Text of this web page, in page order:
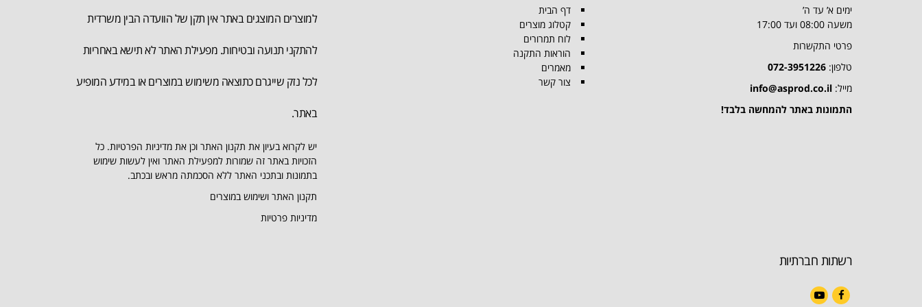
ימים א’ עד ה’
משעה 08:00 ועד 17:00
פרטי התקשרות
טלפון: 072-3951226
מייל: info@asprod.co.il
התמונות באתר להמחשה בלבד!
דף הבית
קטלוג מוצרים
לוח תמרורים
הוראות התקנה
מאמרים
צור קשר
למוצרים המוצגים באתר אין תקן של הוועדה הבין משרדית
להתקני תנועה ובטיחות. מפעילת האתר לא תישא באחריות
לכל נזק שייגרם כתוצאה משימוש במוצרים או במידע המופיע
באתר.
יש לקרוא בעיון את תקנון האתר וכן את מדיניות הפרטיות. כל
הזכויות באתר זה שמורות למפעילת האתר ואין לעשות שימוש
בתמונות ובתכני האתר ללא הסכמתה מראש ובכתב.
תקנון האתר ושימוש במוצרים
מדיניות פרטיות
רשתות חברתיות